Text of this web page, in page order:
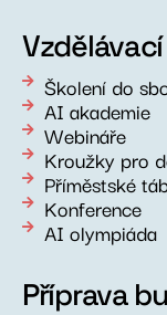
Školení do
AI akademie
Webináře
Kroužky pro
Příměstské
Konference
AI olympiáda
Příprava